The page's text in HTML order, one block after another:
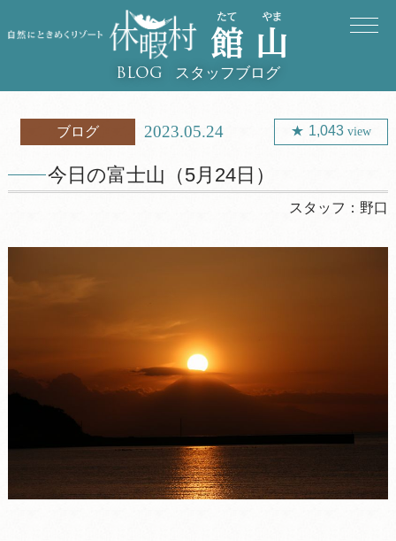
BLOG スタッフブログ
ブログ 2023.05.24 1,043view
今日の富士山（5月24日）
スタッフ： 野口